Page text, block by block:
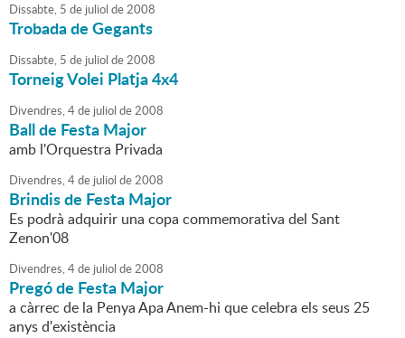
Dissabte, 5 de juliol de2008
Trobada de Gegants
Dissabte, 5 de juliol de2008
Torneig Volei Platja 4x4
Divendres,4de juliol de2008
Ball de Festa Major
amb l'Orquestra Privada
Divendres,4de juliol de2008
Brindis de Festa Major
Es podrà adquirir una copa commemorativa del Sant
Zenon'08
Divendres,4de juliol de2008
Pregó de Festa Major
a càrrec de la Penya Apa Anem-hi que celebra els seus 25
anys d'existència